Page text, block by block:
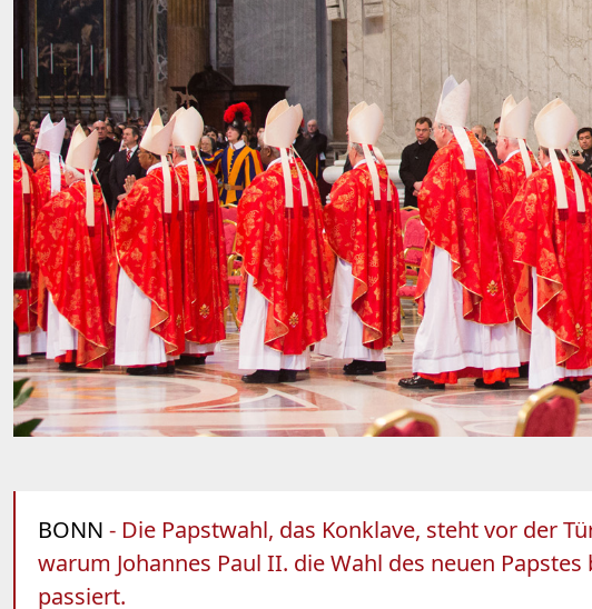
BONN - Die Papstwahl, das Konklave, steht vor der
warum Johannes Paul II. die Wahl des neuen
passiert.